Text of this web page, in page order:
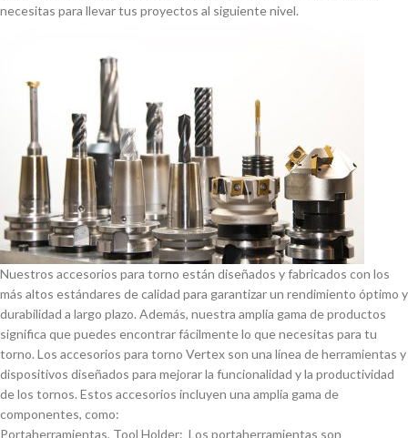
necesitas para llevar tus proyectos al siguiente nivel.
Nuestros accesorios para torno están diseñados y fabricados con los
más altos estándares de calidad para garantizar un rendimiento óptimo y
durabilidad a largo plazo. Además, nuestra amplia gama de productos
significa que puedes encontrar fácilmente lo que necesitas para tu
torno. Los accesorios para torno Vertex son una lí­nea de herramientas y
dispositivos diseñados para mejorar la funcionalidad y la productividad
de los tornos. Estos accesorios incluyen una amplia gama de
componentes, como:
Portaherramientas, Tool Holder: Los portaherramientas son